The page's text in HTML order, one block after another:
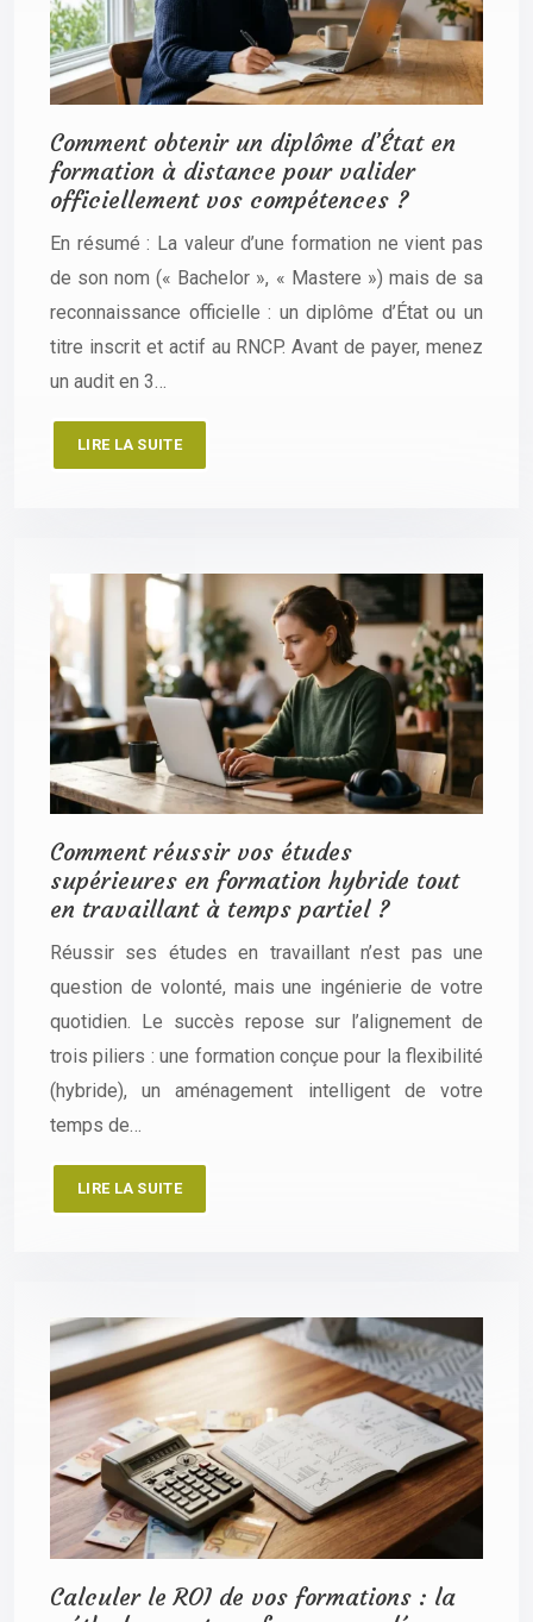
Comment obtenir un diplôme d’État en
formation à distance pour valider
officiellement vos compétences ?
En résumé : La valeur d’une formation ne vient pas
de son nom (« Bachelor », « Mastere ») mais de sa
reconnaissance officielle : un diplôme d’État ou un
titre inscrit et actif au RNCP. Avant de payer, menez
un audit en 3…
LIRE LA SUITE
Comment réussir vos études
supérieures en formation hybride tout
en travaillant à temps partiel ?
Réussir ses études en travaillant n’est pas une
question de volonté, mais une ingénierie de votre
quotidien. Le succès repose sur l’alignement de
trois piliers : une formation conçue pour la flexibilité
(hybride), un aménagement intelligent de votre
temps de…
LIRE LA SUITE
Calculer le ROI de vos formations : la